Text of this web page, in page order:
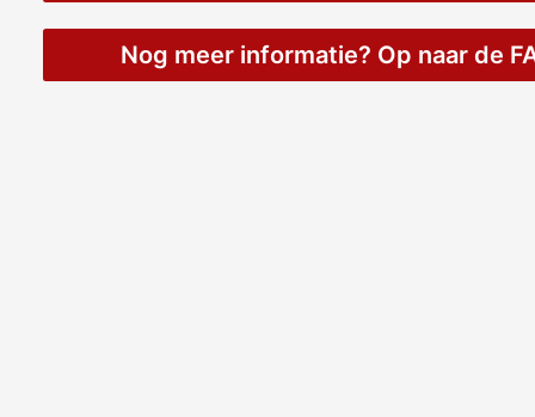
Nog meer informatie? Op naar de